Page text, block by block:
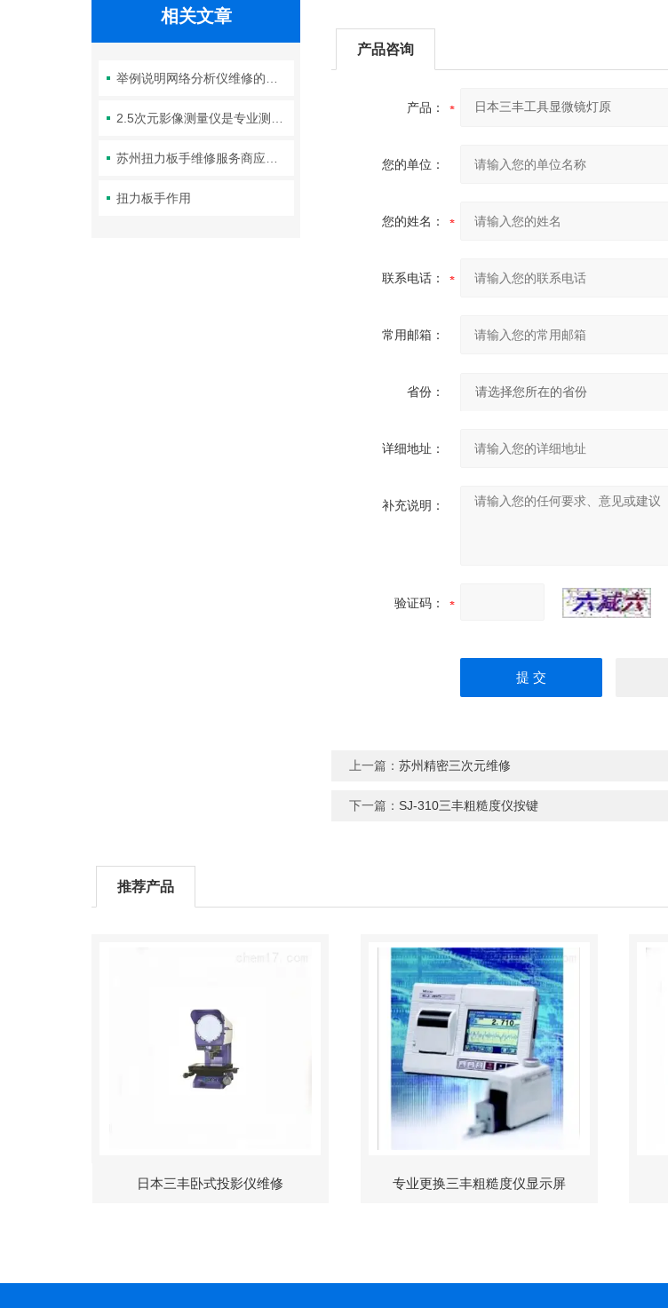
相关文章
扭力板手作用
产品咨询
产品：
您的单位：
您的姓名：
联系电话：
常用邮箱：
省份：
详细地址：
补充说明：
验证码：
上一篇：苏州精密三次元维修
下一篇： SJ-310三丰粗糙度仪按键
推荐产品
日本三丰卧式投影仪维修 专业更换三丰粗糙度仪显示屏